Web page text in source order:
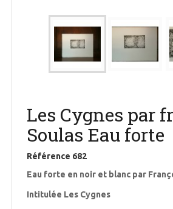
Les Cygnes par
Soulas Eau forte
Référence 682
Eau forte en noir et blanc par
Intitulée Les Cygnes